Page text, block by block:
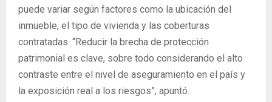
puede variar según factores como la ubicación del
inmueble, el tipo de vivienda y las coberturas
contratadas. “Reducir la brecha de protección
patrimonial es clave, sobre todo considerando el alto
contraste entre el nivel de aseguramiento en el país y
la exposición real a los riesgos”, apuntó.